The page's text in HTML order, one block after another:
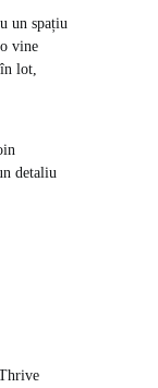
un spațiu
vine
lot,
detaliu